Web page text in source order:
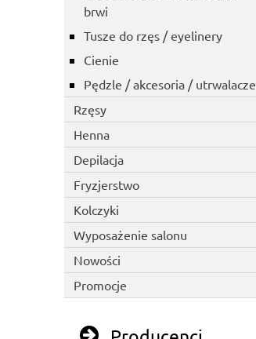
brwi
Tusze do rzęs / eyelinery
Cienie
Pędzle / akcesoria / utrwalacze
Rzęsy
Henna
Depilacja
Fryzjerstwo
Kolczyki
Wyposażenie salonu
Nowości
Promocje